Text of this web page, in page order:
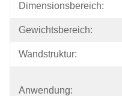
Dimensionsbereich:
Gewichtsbereich:
Wandstruktur:
Anwendung: